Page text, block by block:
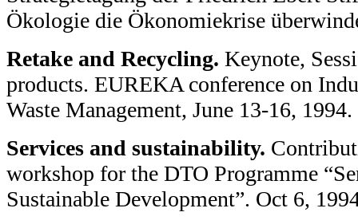
Ökologie die Ökonomiekrise
Retake and Recycling. Keynote,
products. EUREKA conference on
Waste Management, June 13-16,
Services and sustainability.
workshop for the DTO Programme
Sustainable Development”. Oct 6,